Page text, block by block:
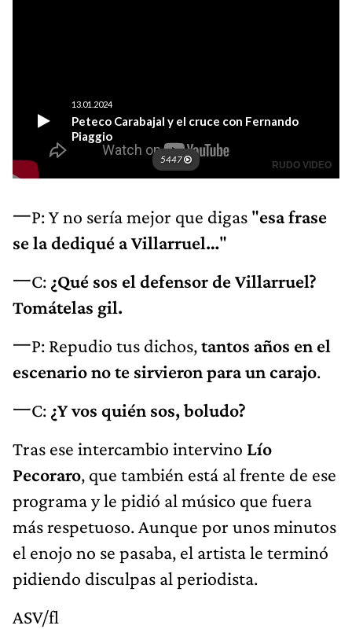
一P: Y no sería mejor que digas "esa frase
se la dediqué a Villarruel…"
一C: ¿Qué sos el defensor de Villarruel?
Tomátelas gil.
一P: Repudio tus dichos,tantos años en el
escenario no te sirvieron para un carajo.
一C: ¿Y vos quién sos, boludo?
Tras ese intercambio intervino Lío
Pecoraro, que también está al frente de ese
programa y le pidió al músico que fuera
más respetuoso. Aunque por unos minutos
el enojo no se pasaba, el artista le terminó
pidiendo disculpas al periodista.
ASV/fl